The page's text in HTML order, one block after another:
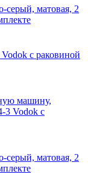
матовая, 2
с раковиной
машину,
3 Vodok с
матовая, 2